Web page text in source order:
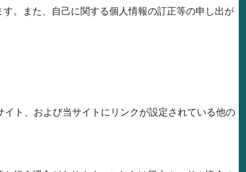
。また、自己に関する個人情報の訂正等の申し出が
ト、および当サイトにリンクが設定されている他の